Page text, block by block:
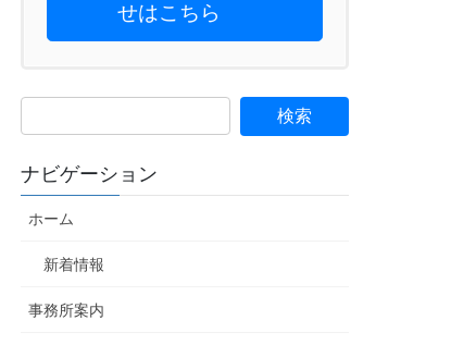
せはこちら
ナビゲーション
ホーム
新着情報
事務所案内